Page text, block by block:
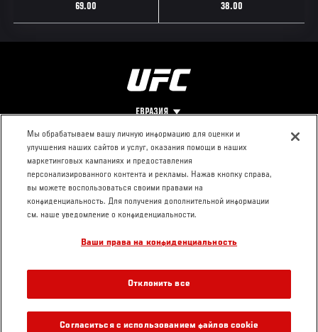
69.00 38.00
ЕВРАЗИЯ
Footer
О UFC
Про ММА
Социальная
ответственность
КОНТАКТЫ
Пресс-центр
Условия
использования
Мы обрабатываем вашу личную информацию для оценки и
улучшения наших сайтов и услуг, оказания помощи в наших
маркетинговых кампаниях и предоставления
персонализированного контента и рекламы. Нажав кнопку справа,
вы можете воспользоваться своими правами на
конфиденциальность. Для получения дополнительной информации
см. наше уведомление о конфиденциальности.
Ваши права на конфиденциальность
Отклонить все
Согласиться с использованием файлов cookie